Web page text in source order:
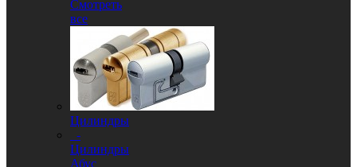
Смотреть
все
Цилиндры
-
Цилиндры
Абус